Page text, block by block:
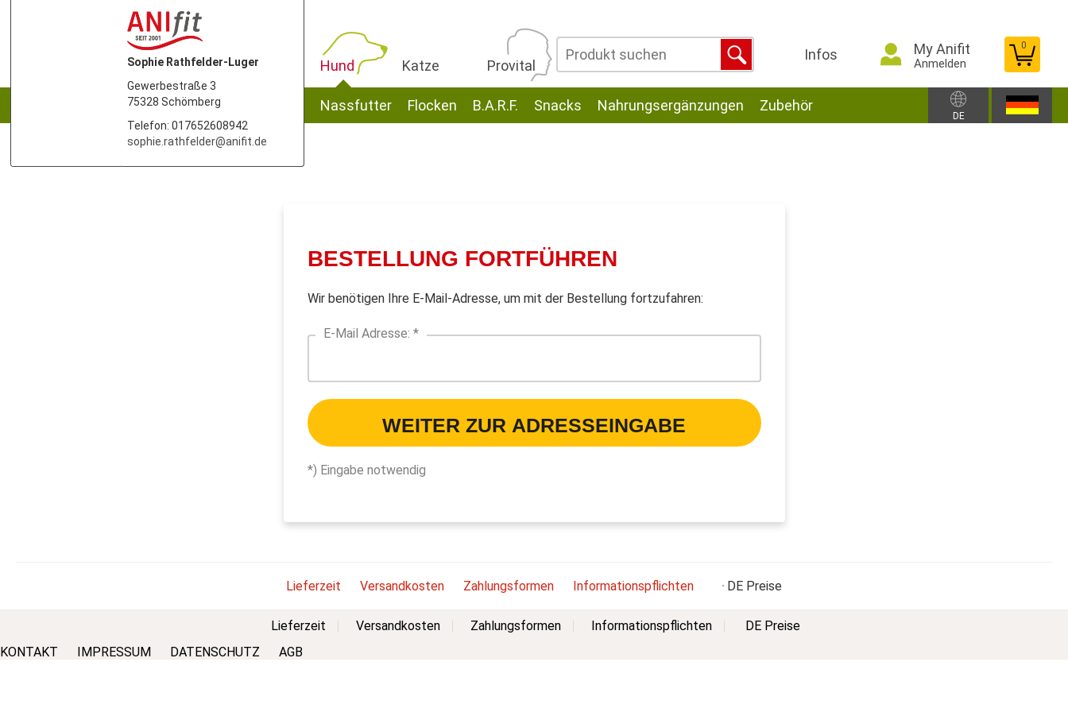
Hund
Nassfutter Flocken B.A.R.F. Snacks Nahrungsergänzungen Zubehör
Katze Provital
Infos My Anifit
Anmelden
0
Sophie Rathfelder-Luger
Gewerbestraße 3
75328 Schömberg
Telefon: 017652608942
sophie.rathfelder@anifit.de
DE
BESTELLUNG FORTFÜHREN
Wir benötigen Ihre E-Mail-Adresse, um mit der Bestellung fortzufahren:
E-Mail Adresse: *
WEITER ZUR ADRESSEINGABE
*) Eingabe notwendig
Lieferzeit Versandkosten Zahlungsformen Informationspflichten DE Preise
Lieferzeit Versandkosten Zahlungsformen Informationspflichten
DE Preise
KONTAKT
IMPRESSUM DATENSCHUTZ AGB